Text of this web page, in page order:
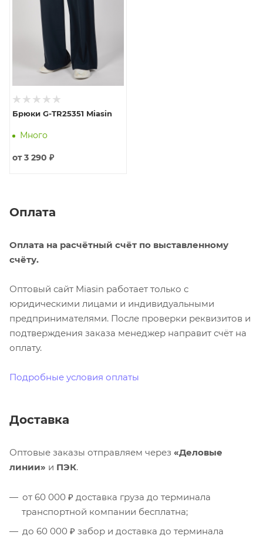
Брюки G-TR25351 Miasin
Много
от3 290 ₽
Оплата
Оплата на расчётный счёт по выставленному
счёту.
Оптовый сайт Miasin работает только с
юридическими лицами и индивидуальными
предпринимателями. После проверки реквизитов и
подтверждения заказа менеджер направит счёт на
оплату.
Подробные условия оплаты
Доставка
Оптовые заказы отправляем через «Деловые
линии» и ПЭК.
от 60 000 ₽ доставка груза до терминала
транспортной компании бесплатна;
до 60 000 ₽ забор и доставка до терминала